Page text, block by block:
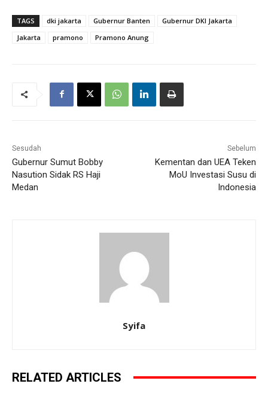
TAGS dki jakarta Gubernur Banten
Gubernur DKI Jakarta
Jakarta
pramono Pramono Anung
Sesudah
Gubernur Sumut Bobby
Nasution Sidak RS Haji
Medan
Sebelum
Kementan dan UEA Teken
MoU Investasi Susu di
Indonesia
Syifa
RELATED ARTICLES